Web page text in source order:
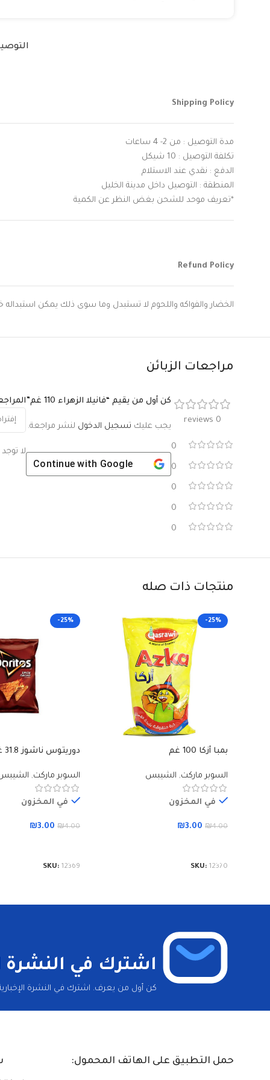
Shipping Policy
مدة التوصيل : من 2- 4 ساعات
تكلفة التوصيل : 10 شيكل
الدفع : نقدي عند الاستلام
المنطقة : التوصيل داخل مدينة الخليل
*تعريف موحد للشحن بغض النظر عن الكمية
Refund Policy
الخضار والفواكه واللحوم لا تستبدل وما سوى ذلك يمكن استبداله خلال 9 ساعات اذا لم يتعرض المنتج
مراجعات الزبائن
0 reviews
0
0
0
0
0
لا
كن أول من يقيم “فانيلا الزهراء 110 غم”
يجب عليك تسجيل الدخول لنشر مراجعة.
Continue with Google
منتجات ذات صله
-25%
بمبا أزكا 100 غم
السوبر ماركت, الشيبس
في المخزون
₪4.00
₪3.00
SKU: 12370
-25%
دوريتوس ناشوز 31.8 غم
السوبر ماركت,
في المخزون
₪4.00
₪3.00
SKU: 12369
اشترك في النشرة
كن أول من يعرف. اشترك في النشرة الإخبارية
حمل التطبيق على الهاتف المحمول: